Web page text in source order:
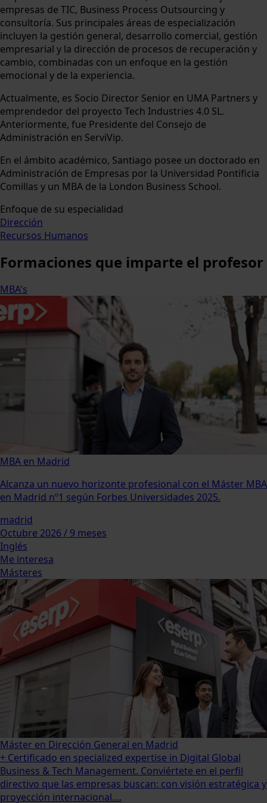
empresas de TIC, Business Process Outsourcing y
consultoría. Sus principales áreas de especialización
incluyen la gestión general, desarrollo comercial, gestión
empresarial y la dirección de procesos de recuperación y
cambio, combinadas con un enfoque en la gestión
emocional y de la experiencia.
Actualmente, es Socio Director Senior en UMA Partners y
emprendedor del proyecto Tech Industries 4.0 SL.
Anteriormente, fue Presidente del Consejo de
Administración en ServiVip.
En el ámbito académico, Santiago posee un doctorado en
Administración de Empresas por la Universidad Pontificia
Comillas y un MBA de la London Business School.
Enfoque de su especialidad
Dirección
Recursos Humanos
Formaciones que imparte el profesor
MBA's
MBA en Madrid
Alcanza un nuevo horizonte profesional con el Máster MBA
en Madrid nº1 según Forbes Universidades 2025.
madrid
Octubre 2026 / 9 meses
Inglés
Me interesa
Másteres
Máster en Dirección General en Madrid
+ Certificado en specialized expertise in Digital Global
Business & Tech Management. Conviértete en el perfil
directivo que las empresas buscan: con visión estratégica y
proyección internacional....